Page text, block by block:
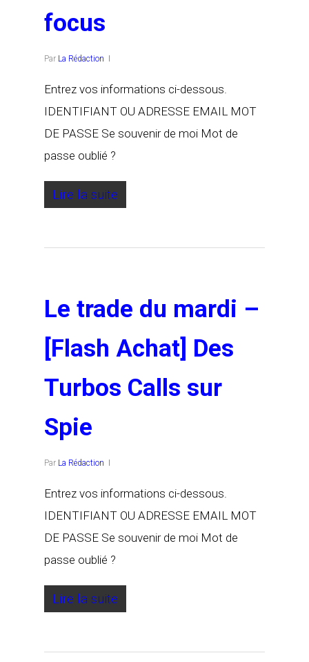
focus
Par La Rédaction
Entrez vos informations ci-dessous.
IDENTIFIANT OU ADRESSE EMAIL MOT
DE PASSE Se souvenir de moi Mot de
passe oublié ?
Lire la suite
Le trade du mardi –
[Flash Achat] Des
Turbos Calls sur
Spie
Par La Rédaction
Entrez vos informations ci-dessous.
IDENTIFIANT OU ADRESSE EMAIL MOT
DE PASSE Se souvenir de moi Mot de
passe oublié ?
Lire la suite